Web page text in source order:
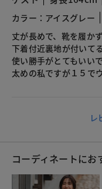
カラー：アイスグレー
丈が長めで、靴を履か
下着付近裏地が付いて
使い勝手がとてもいいで
太めの私ですが１５で
レ
コーディネートにお